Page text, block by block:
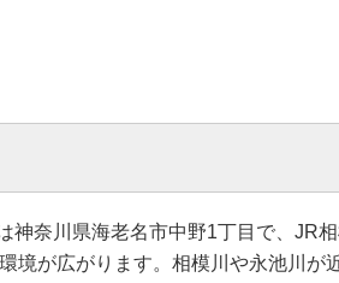
奈川県海老名市中野1丁目で、JR
境が広がります。相模川や永池川が